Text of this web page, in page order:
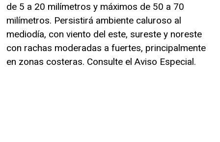
de 5 a 20 milímetros y máximos de 50 a 70
milímetros. Persistirá ambiente caluroso al
mediodía, con viento del este, sureste y noreste
con rachas moderadas a fuertes, principalmente
en zonas costeras. Consulte el Aviso Especial.